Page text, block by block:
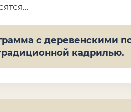
с деревенскими
кадрилью.